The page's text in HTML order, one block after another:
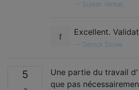
Suresh Venkat
Excellent.
Derrick Stolee
5 Une partie du travail d'
que pas